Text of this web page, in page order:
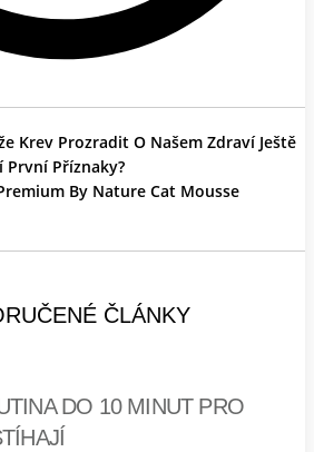
Krev Prozradit O Našem Zdraví Ještě
První Příznaky?
By Nature Cat Mousse
ČLÁNKY
DO 10 MINUT PRO